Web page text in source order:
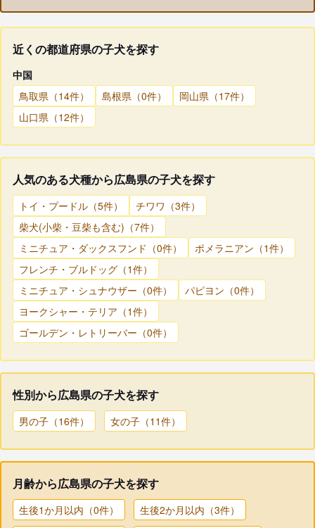
近くの都道府県の子犬を探す
中国
鳥取県（14件）
島根県（0件）
岡山県（17件）
山口県（12件）
人気のある犬種から広島県の子犬を探す
トイ・プードル（5件）
チワワ（3件）
柴犬(小柴・豆柴も含む)（7件）
ミニチュア・ダックスフンド（0件）
ポメラニアン（1件）
フレンチ・ブルドッグ（1件）
ミニチュア・シュナウザー（0件）
パピヨン（0件）
ヨークシャー・テリア（1件）
ゴールデン・レトリーバー（0件）
性別から広島県の子犬を探す
男の子（16件） 女の子（11件）
月齢から広島県の子犬を探す
生後1か月以内（0件）
生後2か月以内（3件）